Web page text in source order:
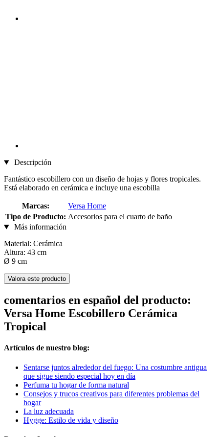
Descripción
Fantástico escobillero con un diseño de hojas y flores tropicales.
Está elaborado en cerámica e incluye una escobilla
Marcas:
Versa Home
Tipo de Producto: Accesorios para el cuarto de baño
Más información
Material: Cerámica
Altura: 43 cm
Ø 9 cm
Valora este producto
comentarios en español del producto:
Versa Home Escobillero Cerámica
Tropical
Artículos de nuestro blog:
Sentarse juntos alrededor del fuego: Una costumbre antigua
que sigue siendo especial hoy en día
Perfuma tu hogar de forma natural
Consejos y trucos creativos para diferentes problemas del
hogar
La luz adecuada
Hygge: Estilo de vida y diseño